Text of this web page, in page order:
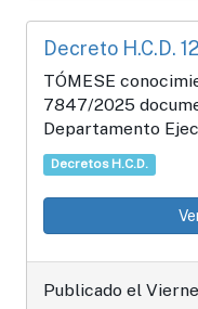
Decreto H.C.D.
TÓMESE
7847/2025
Departamento
Decretos H.C.D.
Publicado el